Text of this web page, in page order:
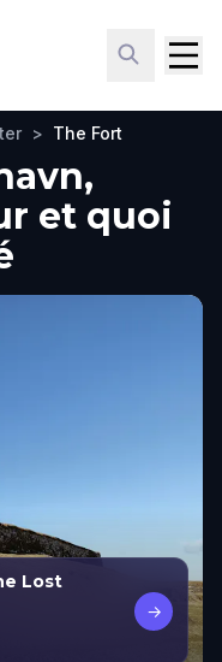
> The Fort
et quoi
Lost
→